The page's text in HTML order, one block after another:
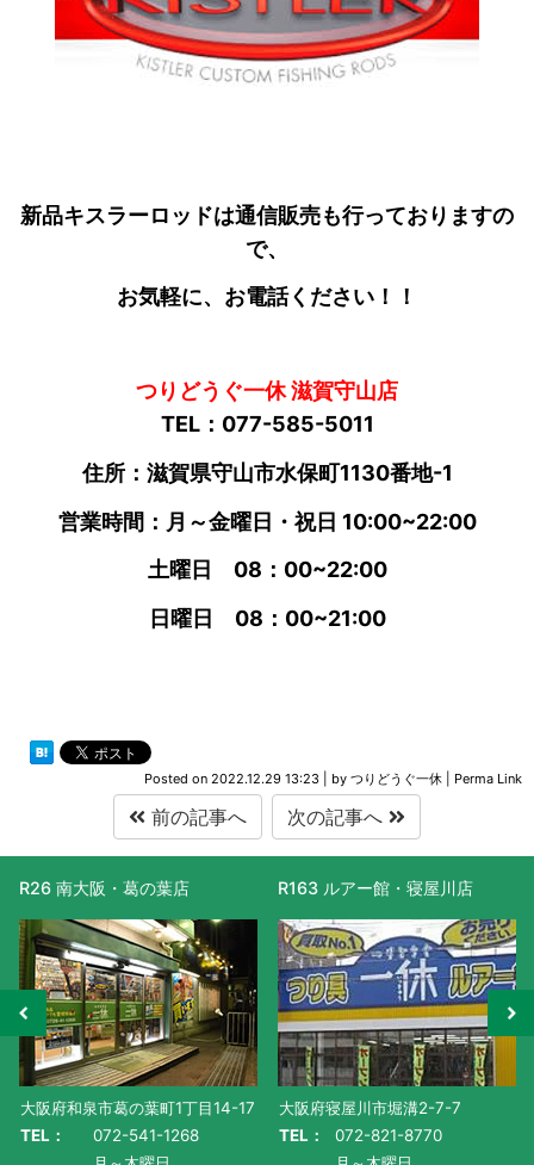
新品キスラーロッドは通信販売も行っておりますの
で、
お気軽に、お電話ください！！
つりどうぐ一休 滋賀守山店
TEL：077-585-5011
住所：滋賀県守山市水保町1130番地-1
営業時間：月～金曜日・祝日 10:00~22:00
土曜日 08：00~22:00
日曜日 08：00~21:00
Posted on 2022.12.29 13:23 by つりどうぐ一休 Perma Link
前の記事へ 次の記事へ
R163 ルアー館・寝屋川店
大阪府寝屋川市堀溝2-7-7
TEL：
072-821-8770
R477 滋賀守山店
滋賀県守山市水保町1130番地-1
TEL：
077-585-5011